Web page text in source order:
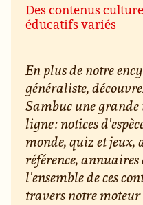
Des contenus
éducatifs variés
En plus de notre
généraliste,
Sambuc une grande
ligne : notices
monde, quiz et jeux,
référence,
l'ensemble de ces
travers notre moteur